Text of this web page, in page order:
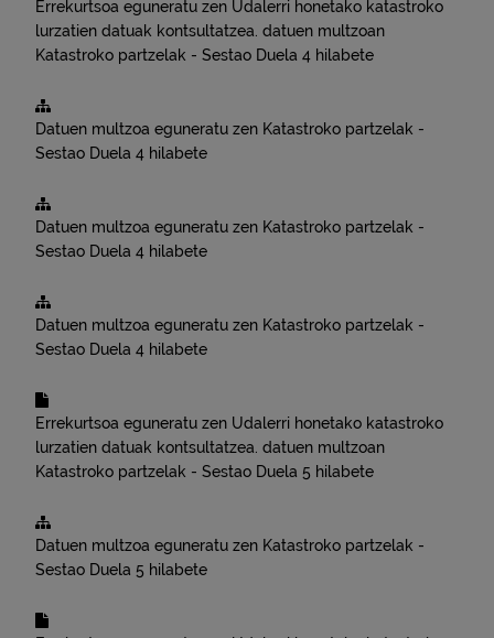
Errekurtsoa eguneratu zen Udalerri honetako katastroko
lurzatien datuak kontsultatzea. datuen multzoan
Katastroko partzelak - Sestao Duela 4 hilabete
Datuen multzoa eguneratu zen Katastroko partzelak -
Sestao Duela 4 hilabete
Datuen multzoa eguneratu zen Katastroko partzelak -
Sestao Duela 4 hilabete
Datuen multzoa eguneratu zen Katastroko partzelak -
Sestao Duela 4 hilabete
Errekurtsoa eguneratu zen Udalerri honetako katastroko
lurzatien datuak kontsultatzea. datuen multzoan
Katastroko partzelak - Sestao Duela 5 hilabete
Datuen multzoa eguneratu zen Katastroko partzelak -
Sestao Duela 5 hilabete